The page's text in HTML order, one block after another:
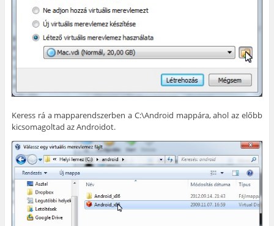
Keress rá a mapparendszerben a C:\Android mappára, ahol az előbb
kicsomagoltad az Androidot.